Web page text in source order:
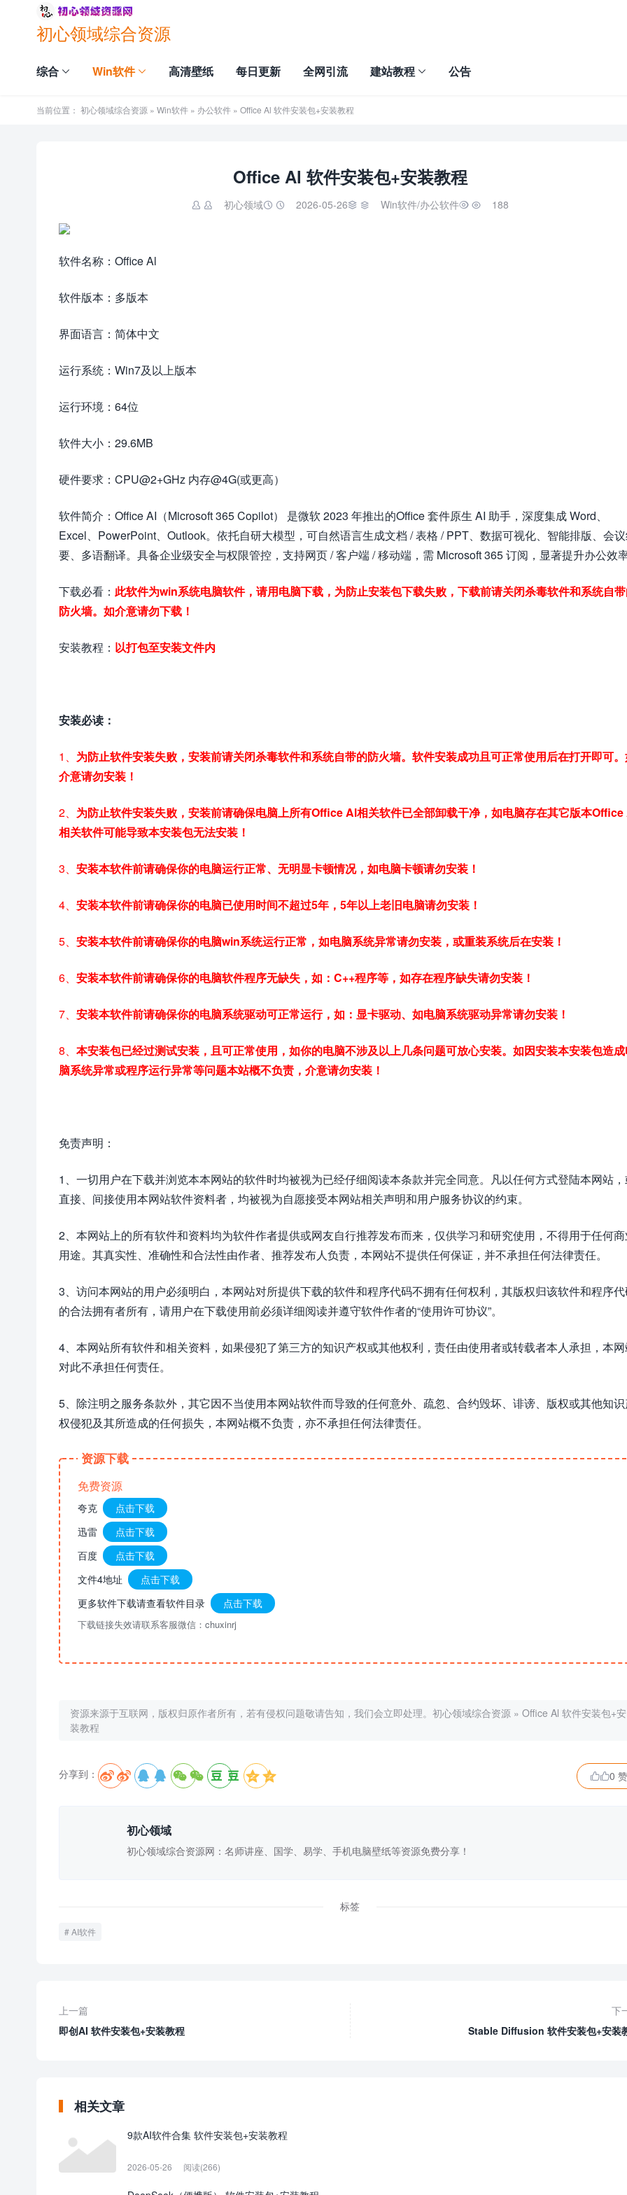
初心领域综合资源
综合 Win软件 高清壁纸 每日更新 全网引流 建站教程 公告
当前位置： 初心领域综合资源 » Win软件 » 办公软件 » Office Al 软件安装包+安装教程
Office Al 软件安装包+安装教程
 初心领域  2026-05-26  Win软件/办公软件  188
软件名称：Office Al
软件版本：多版本
界面语言：简体中文
运行系统：Win7及以上版本
运行环境：64位
软件大小：29.6MB
硬件要求：CPU@2+GHz 内存@4G(或更高）
软件简介：Office AI（Microsoft 365 Copilot） 是微软 2023 年推出的Office 套件原生 AI 助手，深度集成 Word、
Excel、PowerPoint、Outlook。依托自研大模型，可自然语言生成文档 / 表格 / PPT、数据可视化、智能排版、会
要、多语翻译。具备企业级安全与权限管控，支持网页 / 客户端 / 移动端，需 Microsoft 365 订阅，显著提升办公效
下载必看： 此软件为win系统电脑软件，请用电脑下载，为防止安装包下载失败，下载前请关闭杀毒软件和系统自
防火墙。如介意请勿下载！
安装教程： 以打包至安装文件内
安装必读：
1、 为防止软件安装失败，安装前请关闭杀毒软件和系统自带的防火墙。软件安装成功且可正常使用后在打开即可
介意请勿安装！
2、 为防止软件安装失败，安装前请确保电脑上所有Office Al相关软件已全部卸载干净，如电脑存在其它版本
相关软件可能导致本安装包无法安装！
3、 安装本软件前请确保你的电脑运行正常、无明显卡顿情况，如电脑卡顿请勿安装！
4、 安装本软件前请确保你的电脑已使用时间不超过5年，5年以上老旧电脑请勿安装！
5、 安装本软件前请确保你的电脑win系统运行正常，如电脑系统异常请勿安装，或重装系统后在安装！
6、 安装本软件前请确保你的电脑软件程序无缺失，如：C++程序等，如存在程序缺失请勿安装！
7、 安装本软件前请确保你的电脑系统驱动可正常运行，如：显卡驱动、如电脑系统驱动异常请勿安装！
8、 本安装包已经过测试安装，且可正常使用，如你的电脑不涉及以上几条问题可放心安装。如因安装本安装包造
脑系统异常或程序运行异常等问题本站概不负责，介意请勿安装！
免责声明：
1、一切用户在下载并浏览本本网站的软件时均被视为已经仔细阅读本条款并完全同意。凡以任何方式登陆本网站
直接、间接使用本网站软件资料者，均被视为自愿接受本网站相关声明和用户服务协议的约束。
2、本网站上的所有软件和资料均为软件作者提供或网友自行推荐发布而来，仅供学习和研究使用，不得用于任何
用途。其真实性、准确性和合法性由作者、推荐发布人负责，本网站不提供任何保证，并不承担任何法律责任。
3、访问本网站的用户必须明白，本网站对所提供下载的软件和程序代码不拥有任何权利，其版权归该软件和程序
的合法拥有者所有，请用户在下载使用前必须详细阅读并遵守软件作者的“使用许可协议”。
4、本网站所有软件和相关资料，如果侵犯了第三方的知识产权或其他权利，责任由使用者或转载者本人承担，本
对此不承担任何责任。
5、除注明之服务条款外，其它因不当使用本网站软件而导致的任何意外、疏忽、合约毁坏、诽谤、版权或其他知
权侵犯及其所造成的任何损失，本网站概不负责，亦不承担任何法律责任。
资源下载
免费资源
夸克
点击下载
迅雷
点击下载
百度
点击下载
文件4地址
点击下载
更多软件下载请查看软件目录
点击下载
下载链接失效请联系客服微信：chuxinrj
资源来源于互联网，版权归原作者所有，若有侵权问题敬请告知，我们会立即处理。 初心领域综合资源 » Office Al 软件安装包+安
装教程
分享到：      0 赞
初心领域
初心领域综合资源网：名师讲座、国学、易学、手机电脑壁纸等资源免费分享！
标签
AI软件
上一篇
即创AI 软件安装包+安装教程
下
Stable Diffusion 软件安装包+安装
相关文章
9款AI软件合集 软件安装包+安装教程
2026-05-26 阅读(266)